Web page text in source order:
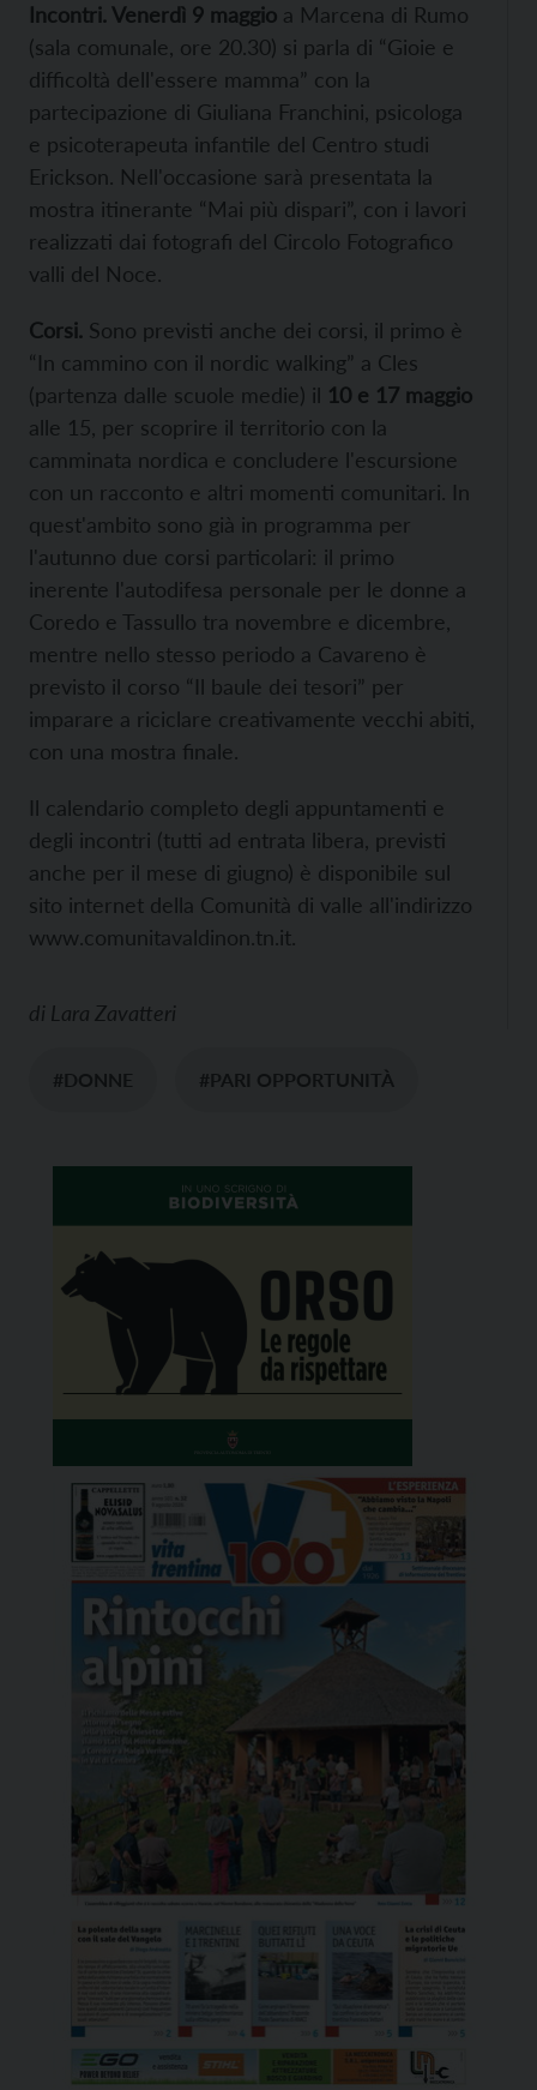
Incontri. Venerdì 9 maggio a Marcena di Rumo
(sala comunale, ore 20.30) si parla di “Gioie e
difficoltà dell'essere mamma” con la
partecipazione di Giuliana Franchini, psicologa
e psicoterapeuta infantile del Centro studi
Erickson. Nell'occasione sarà presentata la
mostra itinerante “Mai più dispari”, con i lavori
realizzati dai fotografi del Circolo Fotografico
valli del Noce.
Corsi. Sono previsti anche dei corsi, il primo è
“In cammino con il nordic walking” a Cles
(partenza dalle scuole medie) il 10 e 17 maggio
alle 15, per scoprire il territorio con la
camminata nordica e concludere l'escursione
con un racconto e altri momenti comunitari. In
quest'ambito sono già in programma per
l'autunno due corsi particolari: il primo
inerente l'autodifesa personale per le donne a
Coredo e Tassullo tra novembre e dicembre,
mentre nello stesso periodo a Cavareno è
previsto il corso “Il baule dei tesori” per
imparare a riciclare creativamente vecchi abiti,
con una mostra finale.
Il calendario completo degli appuntamenti e
degli incontri (tutti ad entrata libera, previsti
anche per il mese di giugno) è disponibile sul
sito internet della Comunità di valle all'indirizzo
www.comunitavaldinon.tn.it.
di Lara Zavatteri
#DONNE #PARI OPPORTUNITÀ